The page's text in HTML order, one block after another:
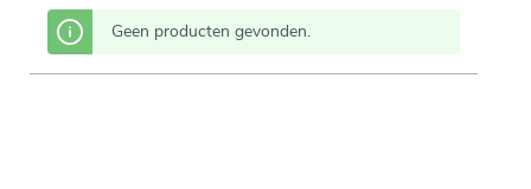
Geen producten gevonden.